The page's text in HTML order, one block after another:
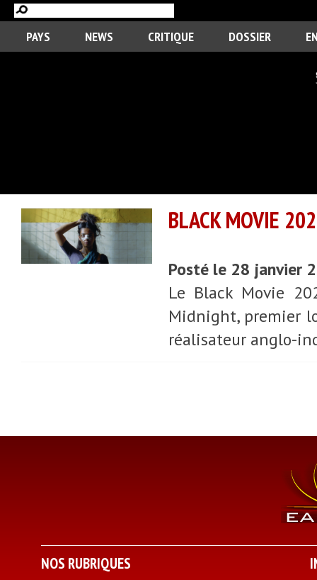
PAYS NEWS CRITIQUE DOSSIER
BLACK MOVIE
Posté le 28 janvier
Le Black Movie
Midnight, premier
réalisateur anglo-
NOS RUBRIQUES